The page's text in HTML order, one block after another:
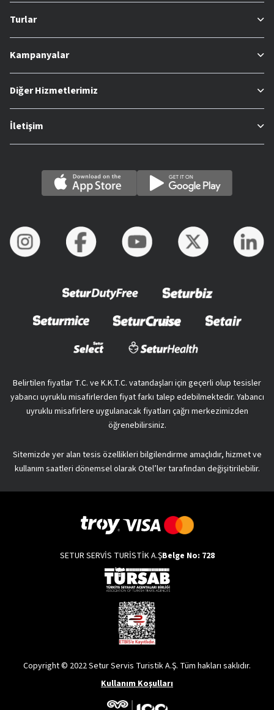
Turlar
Kampanyalar
Diğer Hizmetlerimiz
İletişim
Belirtilen fiyatlar T.C. ve K.K.T.C. vatandaşları için geçerli olup tesisler
yabancı uyruklu misafirlerden fiyat farkı talep edebilmektedir. Yabancı
uyruklu misafirlere uygulanacak fiyatları çağrı merkezimizden
öğrenebilirsiniz.
Sitemizde yer alan tesis özellikleri bilgilendirme amaçlıdır, hizmet ve
kullanım saatleri dönemsel olarak Otel’ler tarafından değişitirilebilir.
SETUR SERVİS TURİSTİK A.ŞBelge No: 728
Copyright © 2022 Setur Servis Turistik A.Ş. Tüm hakları saklıdır.
Kullanım Koşulları